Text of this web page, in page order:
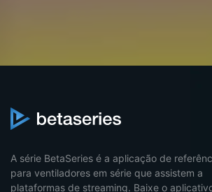
A série BetaSeries é a aplicação de
para ventiladores em série que assistem a
plataformas de streaming. Baixe o